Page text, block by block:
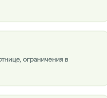
ограничения в